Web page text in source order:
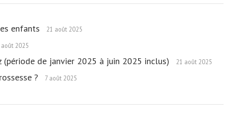
enfants 21 août 2025
août 2025
de janvier 2025 à juin 2025 inclus) 21 août 2025
? 7 août 2025